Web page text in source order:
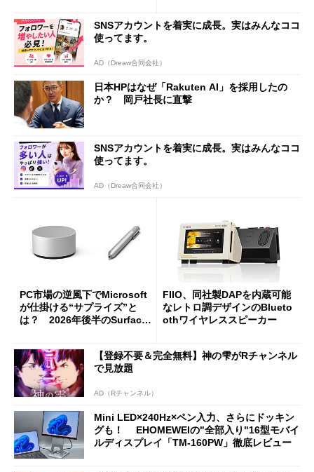
SNSアカウントを着実に成長。実はみんなココ
使ってます。
AD（Dreaw合同会社）
日本HPはなぜ「Rakuten AI」を採用したの
か？ 岡戸社長に直撃
SNSアカウントを着実に成長。実はみんなココ
使ってます。
AD（Dreaw合同会社）
PC市場の逆風下でMicrosoft
が仕掛ける“サプライズ”と
は？ 2026年後半のSurface
FIIO、同社製DAPを内蔵可能
なレトロ調デザインのBlueto
othワイヤレススピーカー
【登録不要＆完全無料】神の雫がRチャンネル
で見放題
AD（Rチャンネル）
Mini LED×240Hz×ペン入力、さらにドッキン
グも！ EHOMEWEIの"全部入り"16型モバイ
ルディスプレイ「TM-160PW」徹底レビュー